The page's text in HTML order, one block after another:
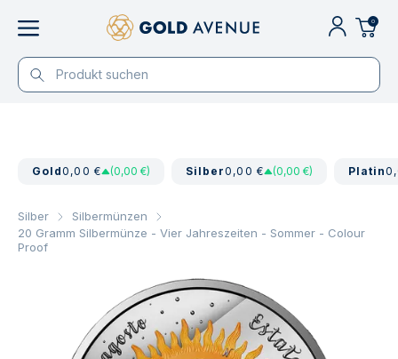
0
Gold0,00 € (0,00 €) Silber0,00 € (0,00 €) Platin
Silber
Silbermünzen
20 Gramm Silbermünze - Vier Jahreszeiten - Sommer - Colour
Proof